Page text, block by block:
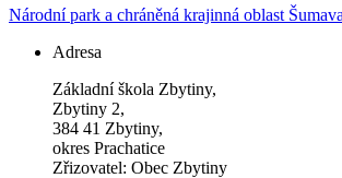
Národní park a chráněná krajinná oblast Šumava
Adresa
Základní škola Zbytiny,
Zbytiny 2,
384 41 Zbytiny,
okres Prachatice
Zřizovatel: Obec Zbytiny